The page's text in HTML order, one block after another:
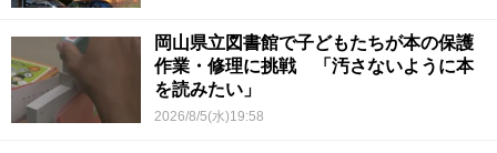
岡山県立図書館で子どもたちが本の保護
作業・修理に挑戦 「汚さないように本
を読みたい」
2026/8/5(水)19:58